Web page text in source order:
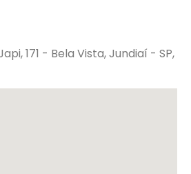
171 - Bela Vista, Jundiaí - SP,